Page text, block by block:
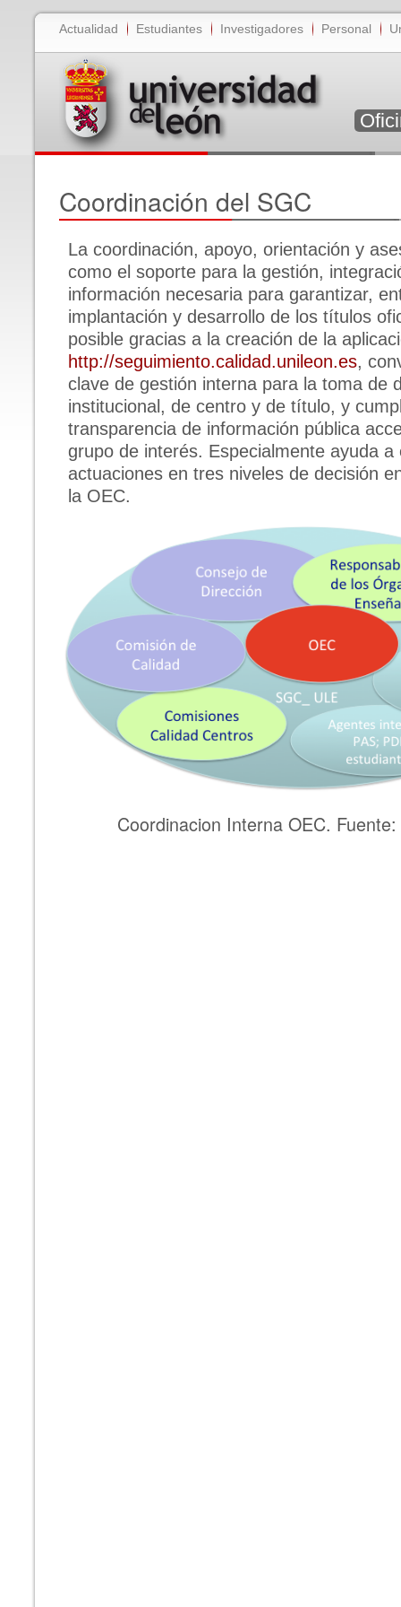
Actualidad Estudiantes Investigadores Personal
Coordinación del SGC
La coordinación, apoyo, orientación y
como el soporte para la gestión,
información necesaria para garantizar,
implantación y desarrollo de los títulos
posible gracias a la creación de la
http://seguimiento.calidad.unileon.es,
clave de gestión interna para la toma de
institucional, de centro y de título, y
transparencia de información pública
grupo de interés. Especialmente ayuda
actuaciones en tres niveles de decisión
la OEC.
Coordinacion Interna OEC.